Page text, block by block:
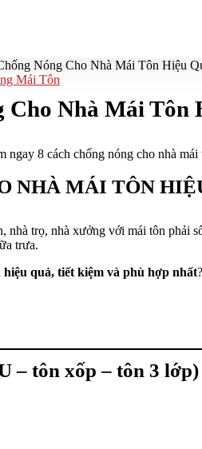
Nóng Cho Nhà Mái Tôn Hiệu
Mái Tôn
Cho Nhà Mái
8 cách chống nóng cho nhà
NHÀ MÁI TÔN
nhà trọ, nhà xưởng với mái tôn phải
trưa.
hiệu quả, tiết kiệm và phù hợp nhất
– tôn xốp – tôn 3 lớp)